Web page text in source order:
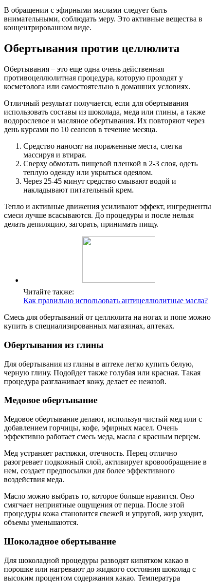
В обращении с эфирными маслами следует быть
внимательными, соблюдать меру. Это активные вещества в
концентрированном виде.
Обертывания против целлюлита
Обертывания – это еще одна очень действенная
противоцеллюлитная процедура, которую проходят у
косметолога или самостоятельно в домашних условиях.
Отличный результат получается, если для обертывания
использовать составы из шоколада, меда или глины, а также
водорослевое и масляное обертывания. Их повторяют через
день курсами по 10 сеансов в течение месяца.
Средство наносят на пораженные места, слегка
массируя и втирая.
Сверху обмотать пищевой пленкой в 2-3 слоя, одеть
теплую одежду или укрыться одеялом.
Через 25-45 минут средство смывают водой и
накладывают питательный крем.
Тепло и активные движения усиливают эффект, ингредиенты
смеси лучше всасываются. До процедуры и после нельзя
делать депиляцию, загорать, принимать пищу.
Читайте также:
Как правильно использовать антицеллюлитные масла?
Смесь для обертываний от целлюлита на ногах и попе можно
купить в специализированных магазинах, аптеках.
Обертывания из глины
Для обертывания из глины в аптеке легко купить белую,
черную глину. Подойдет также голубая или красная. Такая
процедура разглаживает кожу, делает ее нежной.
Медовое обертывание
Медовое обертывание делают, используя чистый мед или с
добавлением горчицы, кофе, эфирных масел. Очень
эффективно работает смесь меда, масла с красным перцем.
Мед устраняет растяжки, отечность. Перец отлично
разогревает подкожный слой, активирует кровообращение в
нем, создает предпосылки для более эффективного
воздействия меда.
Масло можно выбрать то, которое больше нравится. Оно
смягчает неприятные ощущения от перца. После этой
процедуры кожа становится свежей и упругой, жир уходит,
объемы уменьшаются.
Шоколадное обертывание
Для шоколадной процедуры разводят кипятком какао в
порошке или нагревают до жидкого состояния шоколад с
высоким процентом содержания какао. Температура